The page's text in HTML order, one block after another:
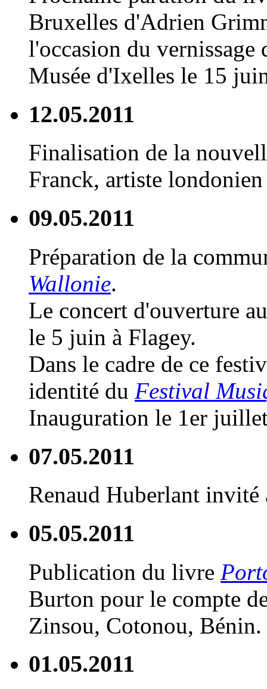
Bruxelles d'Adrien
l'occasion du
Musée d'Ixelles le 15
12.05.2011
Finalisation de la
Franck, artiste
09.05.2011
Préparation de la
Wallonie.
Le concert d'ouverture
le 5 juin à Flagey.
Dans le cadre de ce
identité du Festival
Inauguration le 1er
07.05.2011
Renaud Huberlant invité
05.05.2011
Publication du livre
Burton pour le compte
Zinsou, Cotonou, Bénin.
01.05.2011